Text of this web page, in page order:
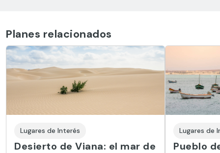
Planes relacionados
Lugares de Interés
Desierto de Viana: el mar de
Lugares de
Pueblo